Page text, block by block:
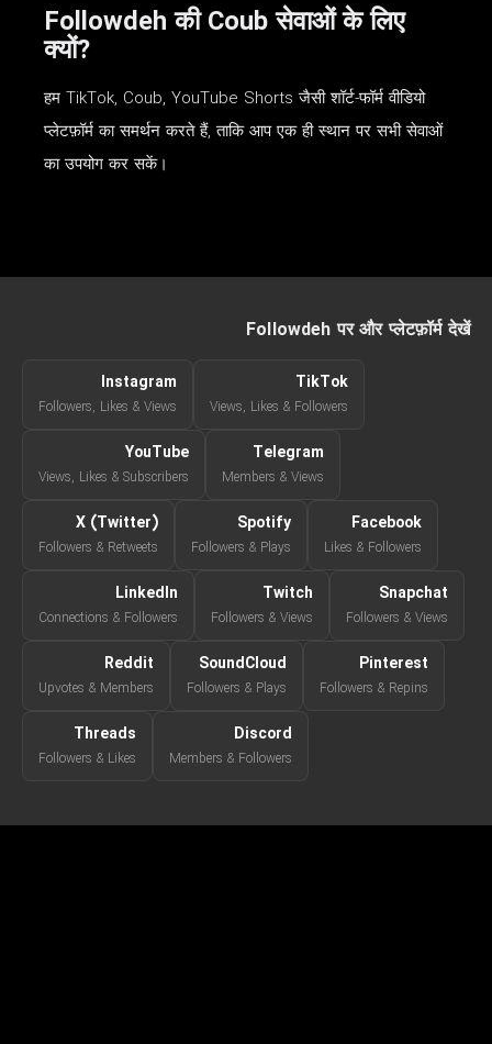
Followdeh की Coub सेवाओं के लिए
क्यों?
हम TikTok, Coub, YouTube Shorts जैसी शॉर्ट-फॉर्म वीडियो
प्लेटफ़ॉर्म का समर्थन करते हैं, ताकि आप एक ही स्थान पर सभी सेवाओं
का उपयोग कर सकें।
Followdeh पर और प्लेटफ़ॉर्म देखें
Instagram
Followers, Likes & Views
TikTok
Views, Likes & Followers
YouTube
Views, Likes & Subscribers
Telegram
Members & Views
X (Twitter)
Followers & Retweets
Spotify
Followers & Plays
Facebook
Likes & Followers
LinkedIn
Connections & Followers
Twitch
Followers & Views
Snapchat
Followers & Views
Reddit
Upvotes & Members
SoundCloud
Followers & Plays
Pinterest
Followers & Repins
Threads
Followers & Likes
Discord
Members & Followers